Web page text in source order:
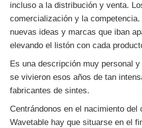
incluso a la distribución y venta.
comercialización y la
nuevas ideas y marcas que iban
elevando el listón con cada
Es una descripción muy personal
se vivieron esos años de tan
fabricantes de sintes.
Centrándonos en el nacimiento del
Wavetable hay que situarse en el